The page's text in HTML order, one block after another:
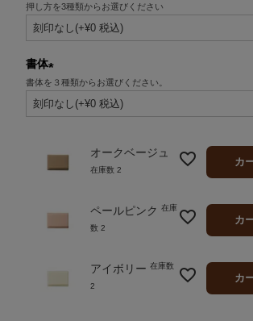
(必
須)
押し方を3種類からお選びください
書体
(必
須)
書体を３種類からお選びください。
オークベージュ
在庫数 2
カ
ペールピンク 在庫
数 2
カ
アイボリー 在庫数
2
カ